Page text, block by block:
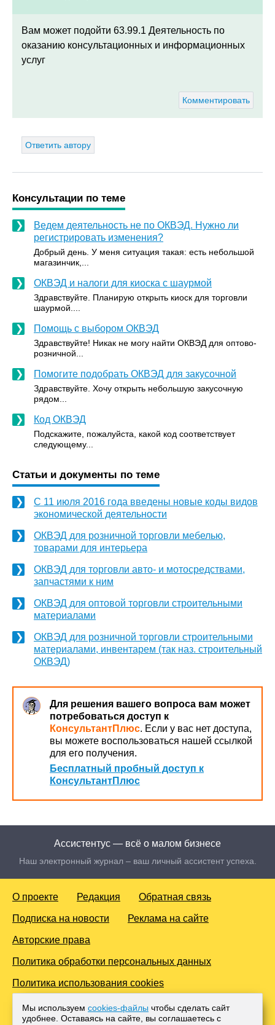
Вам может подойти 63.99.1 Деятельность по
оказанию консультационных и информационных
услуг
Комментировать
Ответить автору
Консультации по теме
Ведем деятельность не по ОКВЭД. Нужно ли
регистрировать изменения?
Добрый день. У меня ситуация такая: есть небольшой
магазинчик,...
ОКВЭД и налоги для киоска с шаурмой
Здравствуйте. Планирую открыть киоск для торговли
шаурмой....
Помощь с выбором ОКВЭД
Здравствуйте! Никак не могу найти ОКВЭД для оптово-
розничной...
Помогите подобрать ОКВЭД для закусочной
Здравствуйте. Хочу открыть небольшую закусочную
рядом...
Код ОКВЭД
Подскажите, пожалуйста, какой код соответствует
следующему...
Статьи и документы по теме
С 11 июля 2016 года введены новые коды видов
экономической деятельности
ОКВЭД для розничной торговли мебелью,
товарами для интерьера
ОКВЭД для торговли авто- и мотосредствами,
запчастями к ним
ОКВЭД для оптовой торговли строительными
материалами
ОКВЭД для розничной торговли строительными
материалами, инвентарем (так наз. строительный
ОКВЭД)
Для решения вашего вопроса вам может
потребоваться доступ к
КонсультантПлюс. Если у вас нет доступа,
вы можете воспользоваться нашей ссылкой
для его получения.
Бесплатный пробный доступ к
КонсультантПлюс
Ассистентус — всё о малом бизнесе
Наш электронный журнал – ваш личный ассистент успеха.
О проекте Редакция Обратная связь
Подписка на новости Реклама на сайте
Авторские права
Политика обработки персональных данных
Политика использования cookies
© 2016-2026 Все права защищены. Для лиц старше 18 лет.
Любое копирование материалов и тиражирование в сети
Мы используем cookies-файлы чтобы сделать сайт
удобнее. Оставаясь на сайте, вы соглашаетесь с